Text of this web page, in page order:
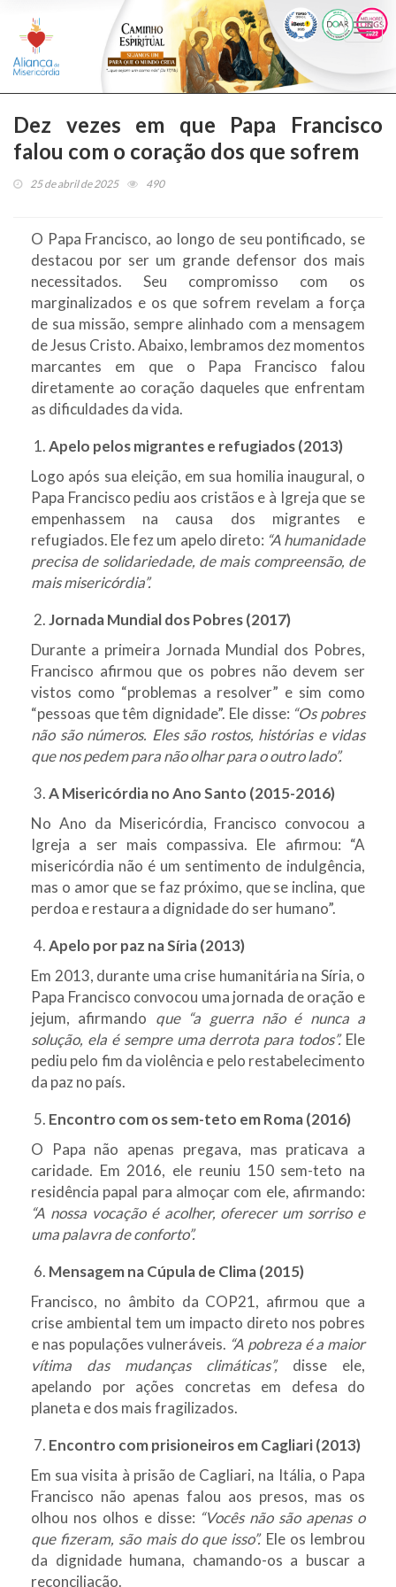
Dez vezes em que Papa Francisco
falou com o coração dos que sofrem
25 de abril de 2025 490
O Papa Francisco, ao longo de seu pontificado, se
destacou por ser um grande defensor dos mais
necessitados. Seu compromisso com os
marginalizados e os que sofrem revelam a força
de sua missão, sempre alinhado com a mensagem
de Jesus Cristo. Abaixo, lembramos dez momentos
marcantes em que o Papa Francisco falou
diretamente ao coração daqueles que enfrentam
as dificuldades da vida.
Apelo pelos migrantes e refugiados (2013)
Logo após sua eleição, em sua homilia inaugural, o
Papa Francisco pediu aos cristãos e à Igreja que se
empenhassem na causa dos migrantes e
refugiados. Ele fez um apelo direto: “A humanidade
precisa de solidariedade, de mais compreensão, de
mais misericórdia”.
Jornada Mundial dos Pobres (2017)
Durante a primeira Jornada Mundial dos Pobres,
Francisco afirmou que os pobres não devem ser
vistos como “problemas a resolver” e sim como
“pessoas que têm dignidade”. Ele disse: “Os pobres
não são números. Eles são rostos, histórias e vidas
que nos pedem para não olhar para o outro lado”.
A Misericórdia no Ano Santo (2015-2016)
No Ano da Misericórdia, Francisco convocou a
Igreja a ser mais compassiva. Ele afirmou: “A
misericórdia não é um sentimento de indulgência,
mas o amor que se faz próximo, que se inclina, que
perdoa e restaura a dignidade do ser humano”.
Apelo por paz na Síria (2013)
Em 2013, durante uma crise humanitária na Síria, o
Papa Francisco convocou uma jornada de oração e
jejum, afirmando que “a guerra não é nunca a
solução, ela é sempre uma derrota para todos”.Ele
pediu pelo fim da violência e pelo restabelecimento
da paz no país.
Encontro com os sem-teto em Roma (2016)
O Papa não apenas pregava, mas praticava a
caridade. Em 2016, ele reuniu 150 sem-teto na
residência papal para almoçar com ele, afirmando:
“A nossa vocação é acolher, oferecer um sorriso e
uma palavra de conforto”.
Mensagem na Cúpula de Clima (2015)
Francisco, no âmbito da COP21, afirmou que a
crise ambiental tem um impacto direto nos pobres
e nas populações vulneráveis. “A pobreza é a maior
vítima das mudanças climáticas”,disse ele,
apelando por ações concretas em defesa do
planeta e dos mais fragilizados.
Encontro com prisioneiros em Cagliari (2013)
Em sua visita à prisão de Cagliari, na Itália, o Papa
Francisco não apenas falou aos presos, mas os
olhou nos olhos e disse: “Vocês não são apenas o
que fizeram, são mais do que isso”.Ele os lembrou
da dignidade humana, chamando-os a buscar a
reconciliação.